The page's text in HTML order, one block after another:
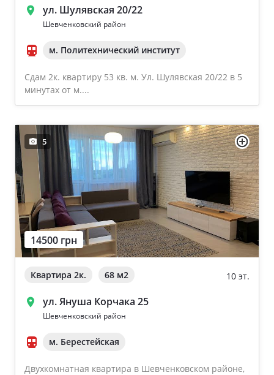
ул. Шулявская 20/22
Шевченковский район
м. Политехнический институт
Сдам 2к. квартиру 53 кв. м. Ул. Шулявская 20/22 в 5
минутах от м....
5
14500 грн
Квартира 2к. 68 м2 10 эт.
ул. Януша Корчака 25
Шевченковский район
м. Берестейская
Двухкомнатная квартира в Шевченковском районе,